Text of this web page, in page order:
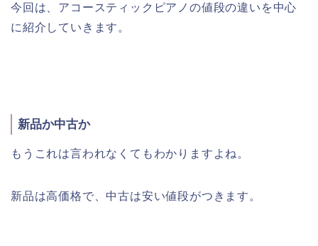
今回は、アコースティックピアノの値段の違いを中心
に紹介していきます。
新品か中古か
もうこれは言われなくてもわかりますよね。
新品は高価格で、中古は安い値段がつきます。